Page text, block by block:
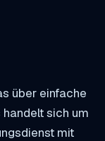
über einfache
sich um
mit